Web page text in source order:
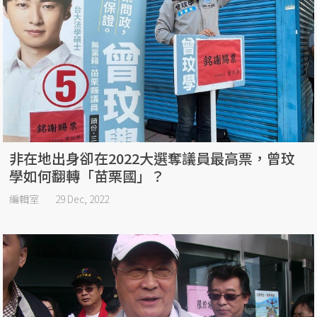
非在地出身卻在2022大選奪議員最高票，曾玟
學如何翻轉「苗栗國」？
編輯室 29 Dec, 2022